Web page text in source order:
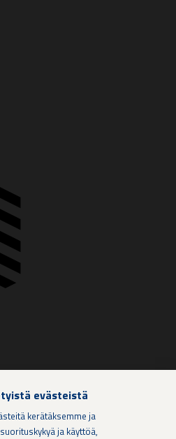
evästeistä
kerätäksemme ja
ja käyttöä,